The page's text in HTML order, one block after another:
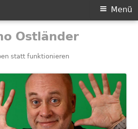
Ostländer
statt funktionieren
Menü